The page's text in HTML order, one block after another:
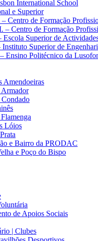
International School
e Superior
Centro de Formação
– Centro de Formação
Escola Superior de
Superior de
Ensino Politécnico da
Amendoeiras
Lóios
e Bairro da PRODAC
e Poço do Bispo
de Apoios Sociais
| Clubes